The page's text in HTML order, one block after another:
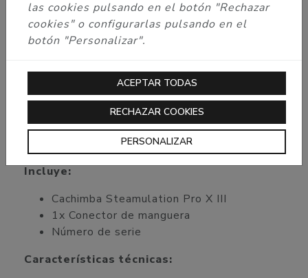
la base sin necesidad de cambiar bolas de
purga. Además, ¡tenemos la opción
Gracias a todos estos sistemas innovadores la
Steamulation Pro X III
tiene infinidad de combinaciones posibles,
¡podrás hacer tu cachimba perfecta!
Incluye:
Cachimba Steamulation Pro X III
1x Conector de manguera
Número de serie
Características técnicas:
las cookies pulsando en el botón "Rechazar
cookies" o configurarlas pulsando en el
botón "Personalizar".
ACEPTAR TODAS
RECHAZAR COOKIES
PERSONALIZAR